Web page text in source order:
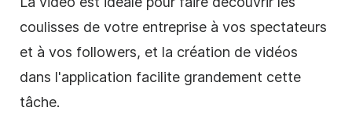
coulisses de votre entreprise à vos spectateurs
et à vos followers, et la création de vidéos
dans l'application facilite grandement cette
tâche.